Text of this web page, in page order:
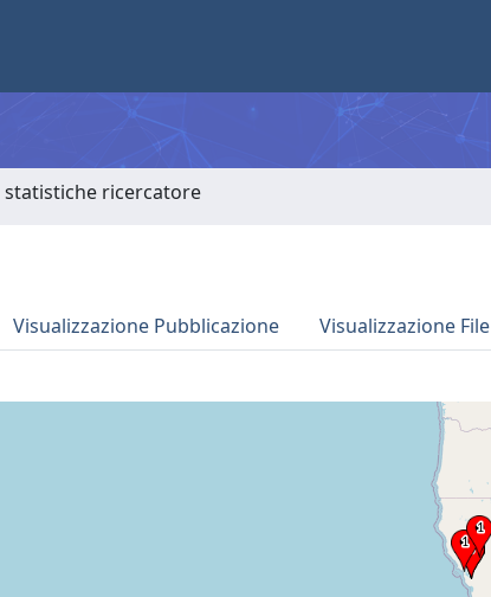
statistiche ricercatore
Visualizzazione Pubblicazione Visualizzazione File